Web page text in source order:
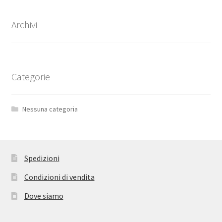
Archivi
Categorie
Nessuna categoria
Spedizioni
Condizioni di vendita
Dove siamo